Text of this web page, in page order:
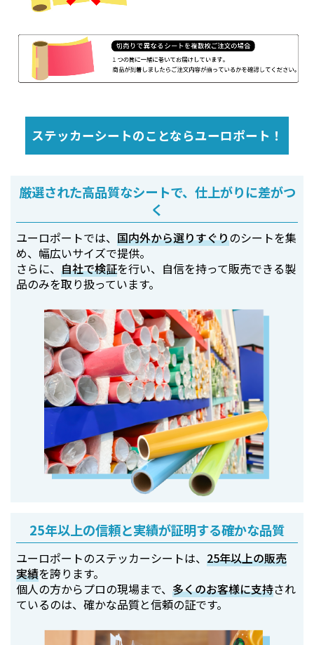
ステッカーシートのことならユーロポート！
厳選された高品質なシートで、仕上がりに差がつ
く
ユーロポートでは、国内外から選りすぐりのシートを集
め、幅広いサイズで提供。
さらに、自社で検証を行い、自信を持って販売できる製
品のみを取り扱っています。
25年以上の信頼と実績が証明する確かな品質
ユーロポートのステッカーシートは、25年以上の販売
実績を誇ります。
個人の方からプロの現場まで、多くのお客様に支持され
ているのは、確かな品質と信頼の証です。